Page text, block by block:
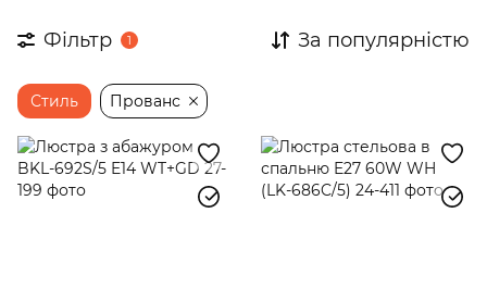
Фільтр 1 За популярністю
Стиль Прованс